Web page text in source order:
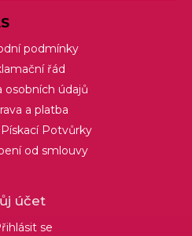
podmínky
řád
osobních údajů
a platba
Potvůrky
od smlouvy
účet
se